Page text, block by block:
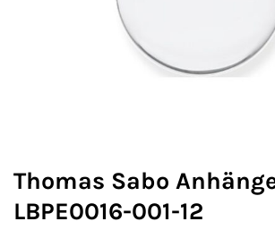
Thomas Sabo
LBPE0016-001-12